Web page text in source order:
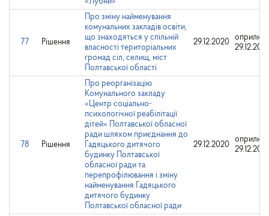
77 Рішення
Про зміну найменування
комунальних закладів освіти,
що знаходяться у спільній
власності територіальних
громад сіл, селищ, міст
Полтавської області
29.12.2020
78 Рішення
Про реорганізацію
Комунального закладу
«Центр соціально-
психологічної реабілітації
дітей» Полтавської обласної
ради шляхом приєднання до
Гадяцького дитячого
будинку Полтавської
обласної ради та
перепрофілювання і зміну
найменування Гадяцького
дитячого будинку
Полтавської обласної ради
29.12.2020